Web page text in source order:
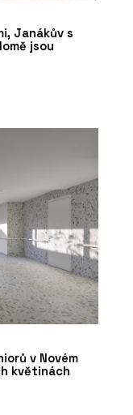
Janákův s
jsou
v Novém
květinách